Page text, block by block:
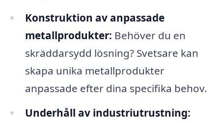
Konstruktion av anpassade
metallprodukter: Behöver du en
skräddarsydd lösning? Svetsare kan
skapa unika metallprodukter
anpassade efter dina specifika behov.
Underhåll av industriutrustning: